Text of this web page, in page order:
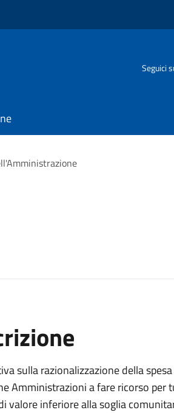
Seguici
sulla razionalizzazione della
Amministrazioni a fare ricorso per
valore inferiore alla soglia